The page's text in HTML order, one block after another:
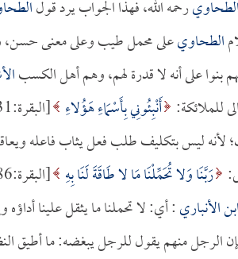
الطحاويرحمه الله، فهذا الجواب يرد قول
الطحاويعلى محمل طيب وعلى معنى حسن،
بنوا على أنه لا قدرة لهم، وهم أهل الكسب
للملائكة: أَنْبِئُونِي بِأَسْمَاءِ هَؤُلاءِ
لأنه ليس بتكليف طلب فعل يثاب فاعله
رَبَّنَا وَلا تُحَمِّلْنَا مَا لا طَاقَةَ لَنَا بِهِ
ابن الأنباري: أي: لا تحملنا ما يثقل علينا
منهم يقول للرجل يبغضه: ما أطيق